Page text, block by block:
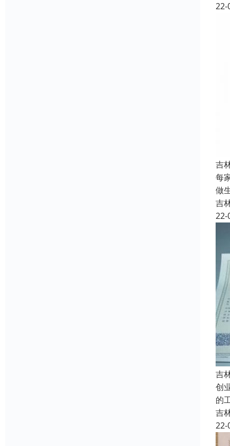
22-
吉
每
做
吉
22-
吉
创
的
吉
22-